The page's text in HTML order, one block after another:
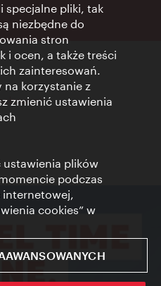
specjalne pliki, tak
niezbędne do
stron
i ocen, a także treści
zainteresowań.
na korzystanie z
zmienić ustawienia
ustawienia plików
podczas
internetowej,
cookies” w